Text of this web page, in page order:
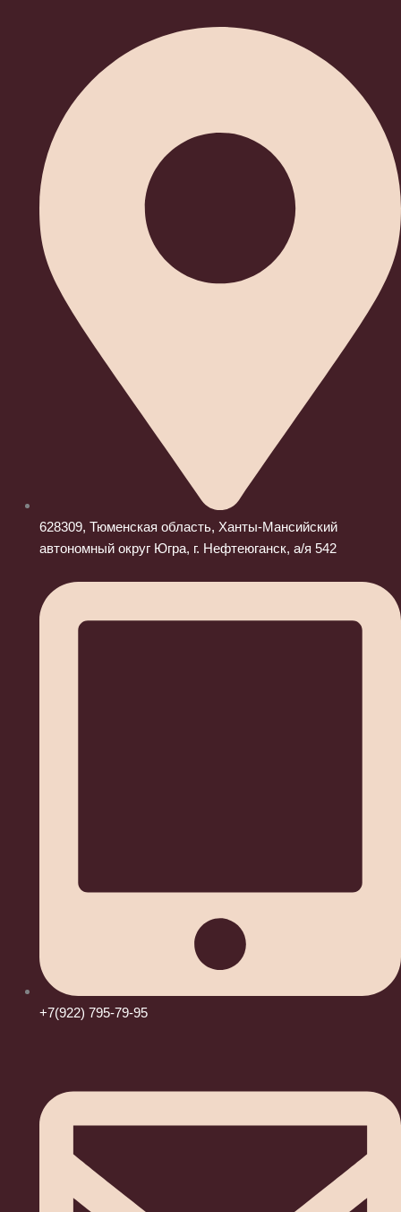
628309, Тюменская область, Ханты-Мансийский
автономный округ Югра, г. Нефтеюганск, а/я 542
+7(922) 795-79-95